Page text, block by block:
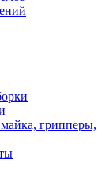
грипперы,